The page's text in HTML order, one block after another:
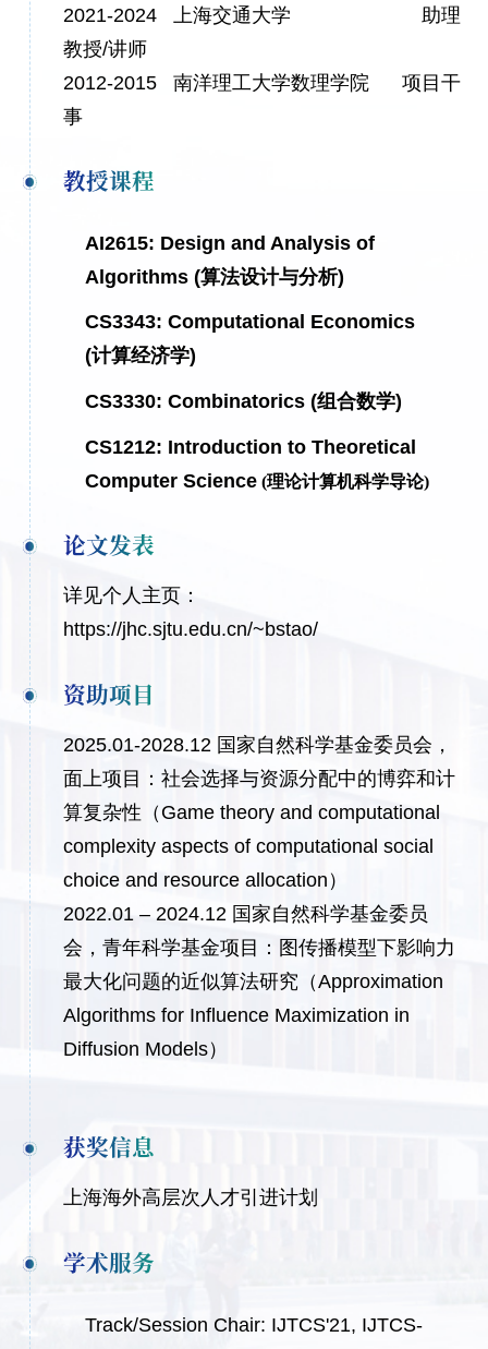
2021-2024 上海交通大学 助理
教授/讲师
2012-2015 南洋理工大学数理学院 项目干
事
教授课程
AI2615: Design and Analysis of
Algorithms (算法设计与分析)
CS3343: Computational Economics
(计算经济学)
CS3330: Combinatorics (组合数学)
CS1212: Introduction to Theoretical
Computer Science (理论计算机科学导论)
论文发表
详见个人主页：
https://jhc.sjtu.edu.cn/~bstao/
资助项目
2025.01-2028.12 国家自然科学基金委员会，
面上项目：社会选择与资源分配中的博弈和计
算复杂性（Game theory and computational
complexity aspects of computational social
choice and resource allocation）
2022.01 – 2024.12 国家自然科学基金委员
会，青年科学基金项目：图传播模型下影响力
最大化问题的近似算法研究（Approximation
Algorithms for Influence Maximization in
Diffusion Models）
获奖信息
上海海外高层次人才引进计划
学术服务
Track/Session Chair: IJTCS'21, IJTCS-